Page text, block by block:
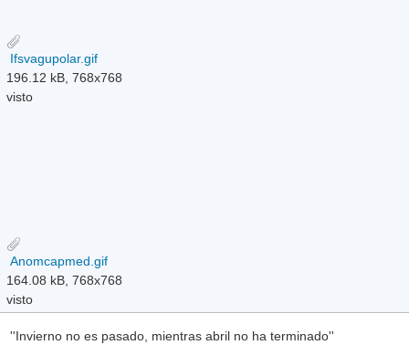
Ifsvagupolar.gif
196.12 kB, 768x768
visto
Anomcapmed.gif
164.08 kB, 768x768
visto
''Invierno no es pasado, mientras abril no ha terminado''